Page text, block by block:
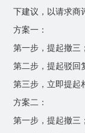
下建议，以请求商
方案一：
第一步，提起撤三；
第二步，提起驳回
第三步，立即提起
方案二：
第一步，提起撤三；